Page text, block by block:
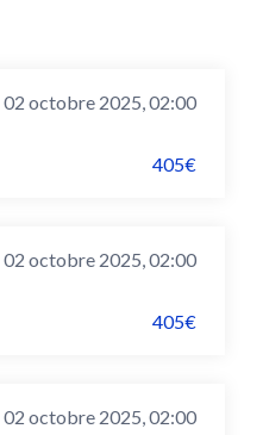
02 octobre 2025, 02:00
405€
02 octobre 2025, 02:00
405€
02 octobre 2025, 02:00